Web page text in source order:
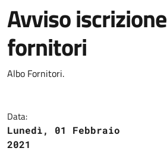
Avviso
fornitori
Albo Fornitori.
Data:
Lunedì, 01 Febbraio
2021